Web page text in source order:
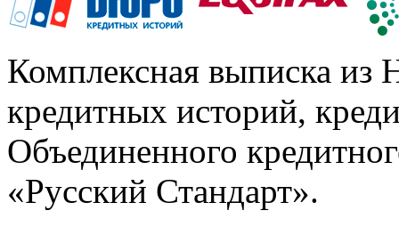
Комплексная выписка из
кредитных историй,
Объединенного
«Русский Стандарт».